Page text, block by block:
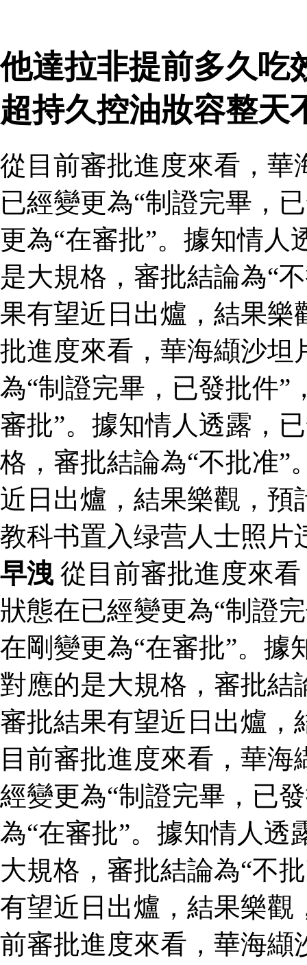
他達拉非提前多久吃
超持久控油妝容整天
從目前審批進度來看，華
已經變更為“制證完畢，
更為“在審批”。據知情
是大規格，審批結論為“
果有望近日出爐，結果樂
批進度來看，華海纈沙坦
為“制證完畢，已發批件”
審批”。據知情人透露，
格，審批結論為“不批准”
近日出爐，結果樂觀，預
教科书置入绿营人士照
早洩 從目前審批進度來
狀態在已經變更為“制證
在剛變更為“在審批”。據
對應的是大規格，審批結
審批結果有望近日出爐，
目前審批進度來看，華
經變更為“制證完畢，已
為“在審批”。據知情人透
大規格，審批結論為“不
有望近日出爐，結果樂
前審批進度來看，華海纈